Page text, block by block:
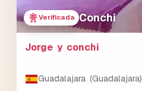
Verificada Conchi
Jorge y conchi
Guadalajara (Guadalajara)